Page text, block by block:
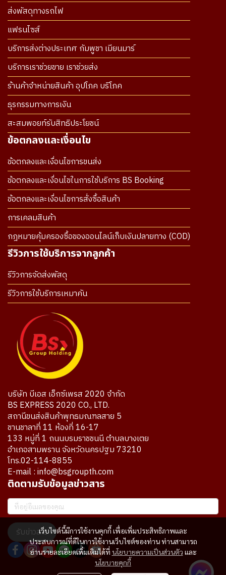
เว็บไซต์นี้มีการใช้งานคุกกี้ เพื่อเพิ่มประสิทธิภาพและ
ประสบการณ์ที่ดีในการใช้งานเว็บไซต์ของท่าน ท่านสามารถ
อ่านรายละเอียดเพิ่มเติมได้ที่ นโยบายความเป็นส่วนตัว และ
นโยบายคุกกี้
ส่งพัสดุทางรถไฟ
แฟรนไซส์
บริการส่งต่างประเทศ กัมพูชา เมียนมาร์
บริการเราช่วยขาย เราช่วยส่ง
ร้านค้าจำหน่ายสินค้า อุปโภค บริโภค
ธุรกรรมทางการเงิน
สะสมพอยท์รับสิทธิประโยชน์
ข้อตกลงและเงื่อนไข
ข้อตกลงและเงื่อนไขการขนส่ง
ข้อตกลงและเงื่อนไขในการใช้บริการ BS Booking
ข้อตกลงและเงื่อนไขการสั่งซื้อสินค้า
การเคลมสินค้า
กฎหมายคุ้มครองซื้อของออนไลน์เก็บเงินปลายทาง (COD)
รีวิวการใช้บริการจากลูกค้า
รีวิวการจัดส่งพัสดุ
รีวิวการใช้บริการเหมาคัน
บริษัท บีเอส เอ็กซ์เพรส 2020 จำกัด
BS EXPRESS 2020 CO., LTD.
สถานีขนส่งสินค้าพุทธมณฑลสาย 5
ชานชาลาที่ 11 ห้องที่ 16-17
133 หมู่ที่ 1 ถนนบรมราชชนนี ตำบลบางเตย
อำเภอสามพราน จังหวัดนครปฐม 73210
โทร.02-114-8855
E-mail : info@bsgroupth.com
ติดตามรับข้อมูลข่าวสาร
รับข่าวสาร